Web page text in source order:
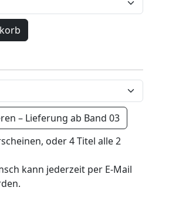
– Lieferung ab Band 03
oder 4 Titel alle 2
kann jederzeit per E-Mail